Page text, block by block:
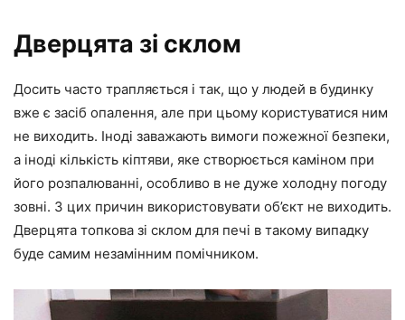
Дверцята зі склом
Досить часто трапляється і так, що у людей в будинку
вже є засіб опалення, але при цьому користуватися ним
не виходить. Іноді заважають вимоги пожежної безпеки,
а іноді кількість кіптяви, яке створюється каміном при
його розпалюванні, особливо в не дуже холодну погоду
зовні. З цих причин використовувати об’єкт не виходить.
Дверцята топкова зі склом для печі в такому випадку
буде самим незамінним помічником.